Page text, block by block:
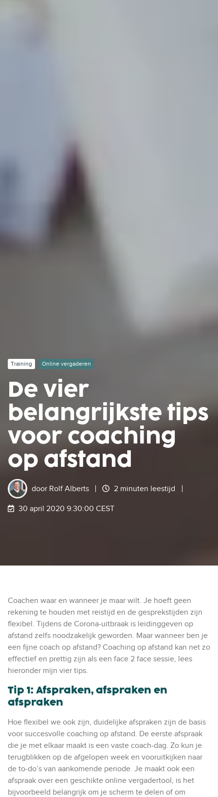
Training Online vergaderen
De vier
belangrijkste tips
voor coaching
op afstand
door Rolf Alberts 2 minuten leestijd
30 april 2020 9:30:00 CEST
Coachen waar en wanneer je maar wilt. Je hoeft geen
rekening te houden met reistijd en de gesprekstijden zijn
flexibel. Tijdens de Corona-uitbraak is leidinggeven op
afstand zelfs noodzakelijk geworden. Maar wanneer ben je
een fijne coach op afstand? Coaching op afstand kan net zo
effectief en prettig zijn als een face 2 face sessie, lees
hieronder mijn vier tips.
Tip 1: Afspraken, afspraken en
afspraken
Hoe flexibel we ook zijn, duidelijke afspraken zijn de basis
voor succesvolle coaching op afstand. De eerste afspraak
die je met elkaar maakt is een vaste coach-dag. Zo kun je
terugblikken op de afgelopen week en vooruitkijken naar
de to-do’s van aankomende periode. Je maakt ook een
afspraak over een geschikte online vergadertool, is het
bijvoorbeeld belangrijk om je scherm te delen of om